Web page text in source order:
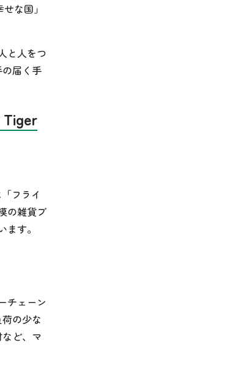
な国」
と人をつ
届く手
フライ
の雑貨ブ
す。
チェーン
の少な
ど、マ